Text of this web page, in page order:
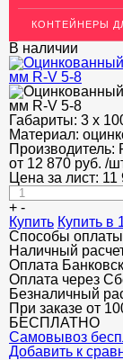
ЭЛЕКТРОДЫ
РАСКЛАДКА,
ПОТОЛКИ
НЕДОРОГОЙ
КОНТЕЙНЕРЫ
В наличии
Габариты: 3 х
Материал:
Производитель:
от 12 870 руб. /
Цена за лист: 11
+ -
Купить Купить в
Способы
Наличный
Оплата
Оплата через
Безналичный
При заказе от
БЕСПЛАТНО
Cамовывоз
Добавить к